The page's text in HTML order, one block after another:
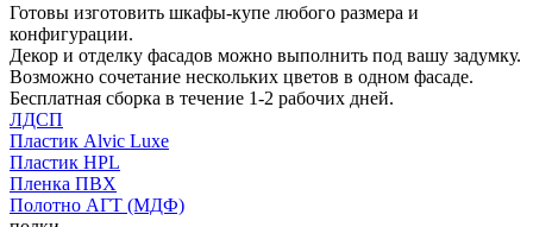
Готовы изготовить шкафы-купе любого размера и
конфигурации.
Декор и отделку фасадов можно выполнить под вашу задумку.
Возможно сочетание нескольких цветов в одном фасаде.
Бесплатная сборка в течение 1-2 рабочих дней.
ЛДСП
Пластик Alvic Luxe
Пластик HPL
Пленка ПВХ
Полотно АГТ (МДФ)